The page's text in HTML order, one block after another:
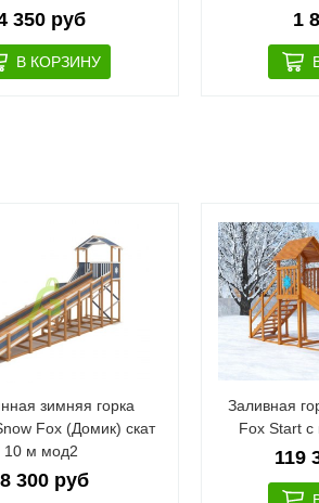
350 руб 1
зимняя горка
Fox (Домик) скат
10 м мод2
300 руб
Заливная
Fox Start с
119